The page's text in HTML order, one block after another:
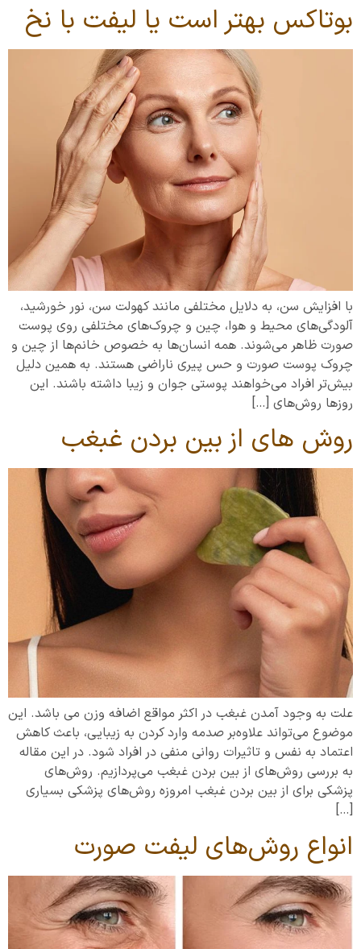
بوتاکس بهتر است یا لیفت با نخ
با افزایش سن، به دلایل مختلفی مانند کهولت سن، نور خورشید،
آلودگی‌های محیط و هوا، چین و چروک‌های مختلفی روی پوست
صورت ظاهر می‌شوند. همه انسان‌ها به خصوص خانم‌ها از چین و
چروک پوست صورت و حس پیری ناراضی هستند. به همین دلیل
بیش‌تر افراد می‌خواهند پوستی جوان و زیبا داشته باشند. این
روزها روش‌های […]
روش های از بین بردن غبغب
علت به وجود آمدن غبغب در اکثر مواقع اضافه وزن می باشد. این
موضوع می‌تواند علاوه‌بر صدمه وارد کردن به زیبایی، باعث کاهش
اعتماد به نفس و تاثیرات روانی منفی در افراد شود. در این مقاله
به بررسی روش‌های از بین بردن غبغب می‌پردازیم. روش‌های
پزشکی برای از بین بردن غبغب امروزه روش‌های پزشکی بسیاری
[…]
انواع روش‌های لیفت صورت